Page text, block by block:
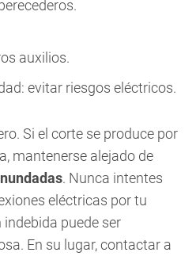
auxilios.
evitar riesgos eléctricos.
Si el corte se produce por
mantenerse alejado de
. Nunca intentes
eléctricas por tu
puede ser
En su lugar, contactar a